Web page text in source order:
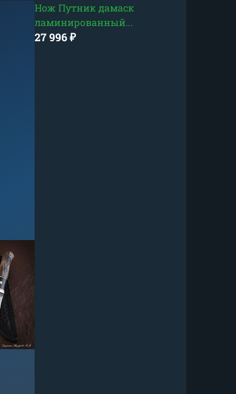
Нож Путник дамаск
ламинированный...
27 996₽